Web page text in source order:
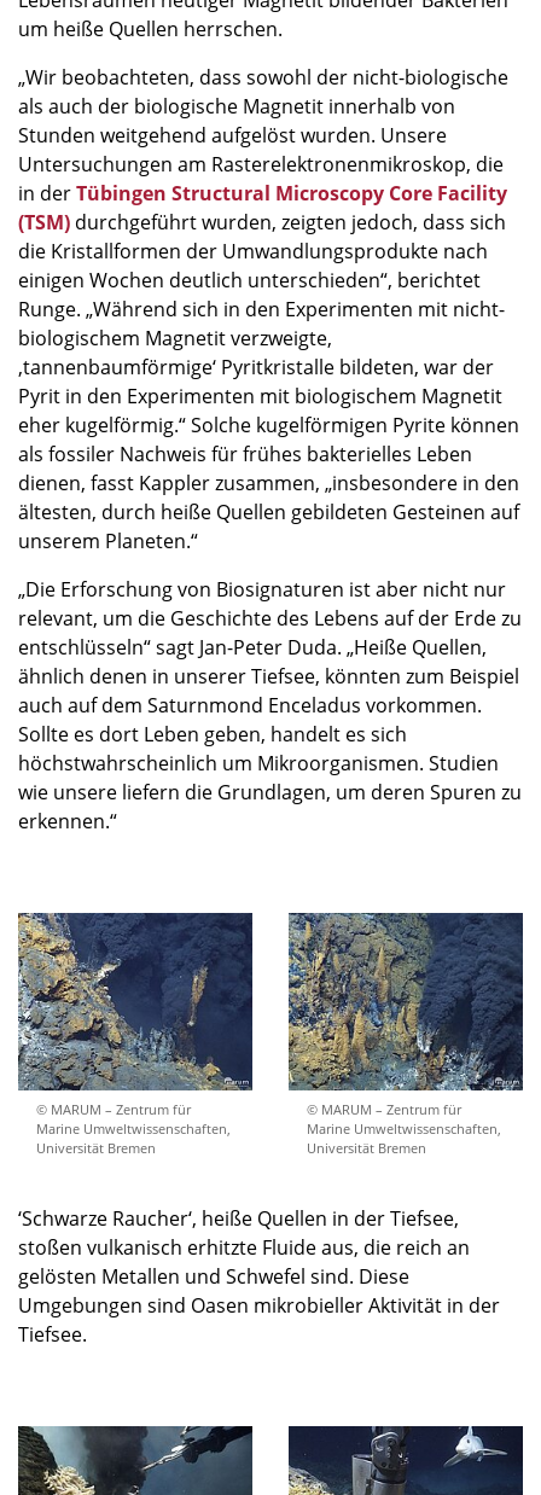
um heiße Quellen herrschen.
„Wir beobachteten, dass sowohl der nicht-biologische
als auch der biologische Magnetit innerhalb von
Stunden weitgehend aufgelöst wurden. Unsere
Untersuchungen am Rasterelektronenmikroskop, die
in derTübingen Structural Microscopy Core Facility
(TSM) durchgeführt wurden, zeigten jedoch, dass sich
die Kristallformen der Umwandlungsprodukte nach
einigen Wochen deutlich unterschieden“, berichtet
Runge. „Während sich in den Experimenten mit nicht-
biologischem Magnetit verzweigte,
‚tannenbaumförmige‘ Pyritkristalle bildeten, war der
Pyrit in den Experimenten mit biologischem Magnetit
eher kugelförmig.“ Solche kugelförmigen Pyrite können
als fossiler Nachweis für frühes bakterielles Leben
dienen, fasst Kappler zusammen, „insbesondere in den
ältesten, durch heiße Quellen gebildeten Gesteinen auf
unserem Planeten.“
„Die Erforschung von Biosignaturen ist aber nicht nur
relevant, um die Geschichte des Lebens auf der Erde zu
entschlüsseln“ sagt Jan-Peter Duda. „Heiße Quellen,
ähnlich denen in unserer Tiefsee, könnten zum Beispiel
auch auf dem Saturnmond Enceladus vorkommen.
Sollte es dort Leben geben, handelt es sich
höchstwahrscheinlich um Mikroorganismen. Studien
wie unsere liefern die Grundlagen, um deren Spuren zu
erkennen.“
© MARUM – Zentrum für
Marine Umweltwissenschaften,
Universität Bremen
© MARUM – Zentrum für
Marine Umweltwissenschaften,
Universität Bremen
‘Schwarze Raucher‘, heiße Quellen in der Tiefsee,
stoßen vulkanisch erhitzte Fluide aus, die reich an
gelösten Metallen und Schwefel sind. Diese
Umgebungen sind Oasen mikrobieller Aktivität in der
Tiefsee.